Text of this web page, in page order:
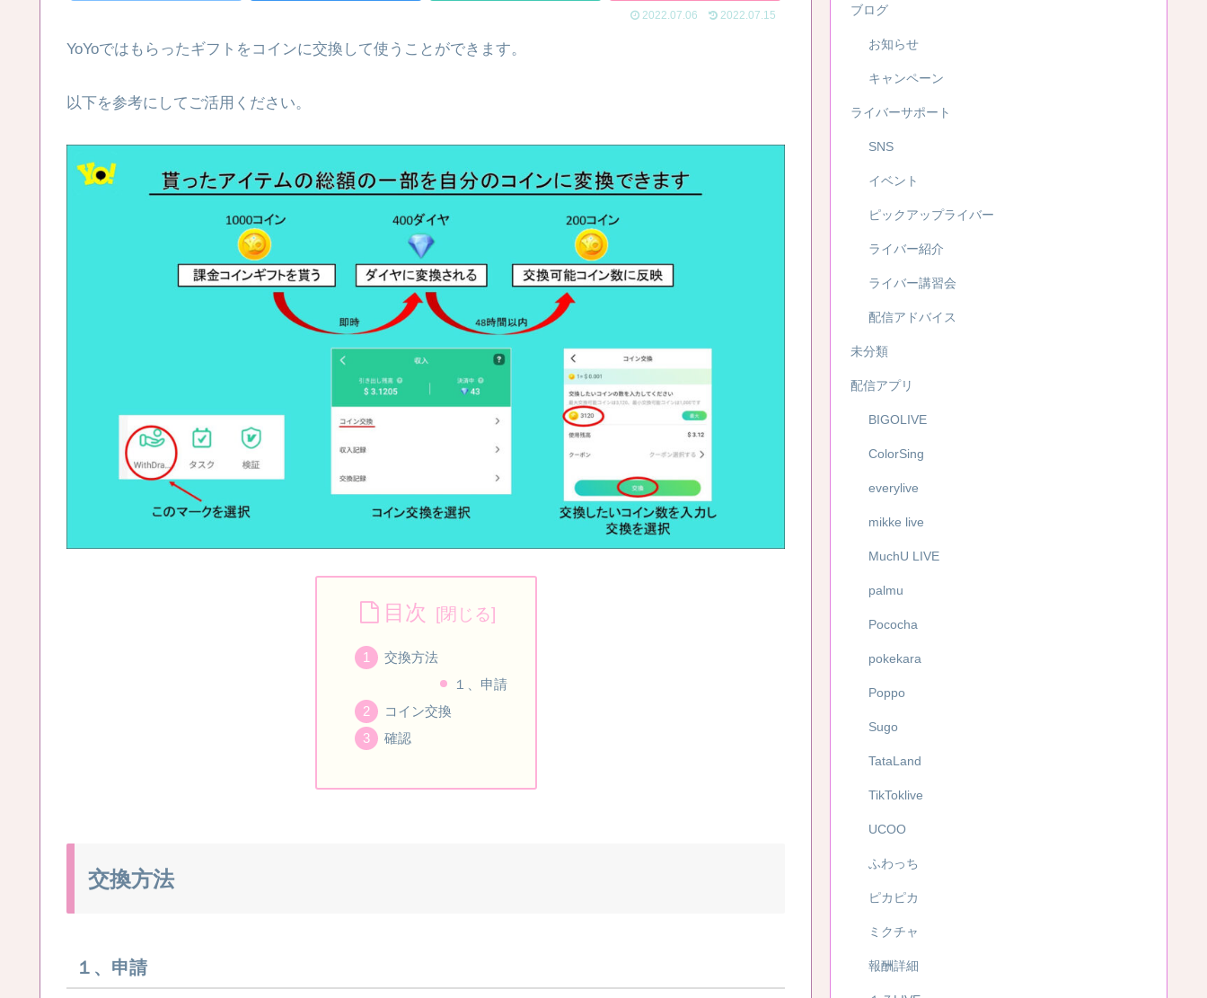
2022.07.06
2022.07.15
YoYoではもらったギフトをコインに交換して使うことができます。
以下を参考にしてご活用ください。
目次
交換方法
１、申請
コイン交換
確認
交換方法
１、申請
ブログ
お知らせ
キャンペーン
ライバーサポート
SNS
イベント
ピックアップライバー
ライバー紹介
ライバー講習会
配信アドバイス
未分類
配信アプリ
BIGOLIVE
ColorSing
everylive
mikke live
MuchU LIVE
palmu
Pococha
pokekara
Poppo
Sugo
TataLand
TikToklive
UCOO
ふわっち
ピカピカ
ミクチャ
報酬詳細